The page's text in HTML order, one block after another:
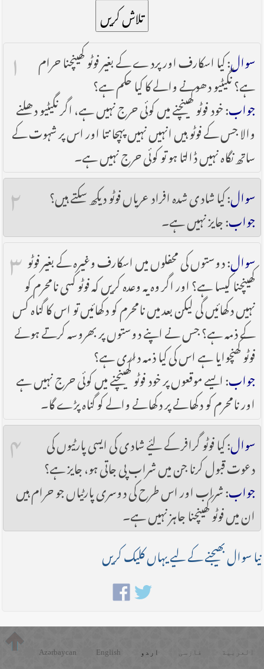
تلاش کریں
۱ سوال: کیا اسکارف اور پردے کے بغیر فوٹو کھینچنا حرام
ہے؟ نگیٹیو دھونے والے کا کیا حکم ہے؟
جواب: خود فوٹو کھینچنے میں کوئی حرج نہیں ہے، اگر نگیٹیو دھلنے
والا جس کے فوٹو ہیں انہیں نہیں پہچانتا اور اس پر شہوت کے
ساتھ نگاہ نہیں ڈالتا ہو تو کوئی حرج نہیں ہے۔
۲ سوال: کیا شادی شدہ افراد عریاں فوٹو دیکھ سکتے ہیں؟
جواب: جایز نہیں ہے۔
۳ سوال: دوستوں کی محفلوں میں اسکارف وغیرہ کے بغیر فوٹو
کھینچنا کیسا ہے؟ اور اگر وہ یہ وعدہ کریں کہ فوٹو کسی نامحرم کو
نہیں دکھائیں گی لیکن بعد میں نامحرم کو دکھائیں تو اس کا گناہ کس
کے ذمہ ہے؟ جس نے اپنے دوستوں پر بھروسہ کرتے ہوئے
فوٹو کھنچوایا ہے اس کی کیا ذمہ داری ہے؟
جواب: ایسے موقعوں پر خود فوٹو کھینچنے میں کوئی حرج نہیں ہے
اور نامحرم کو دکھانے پر دکھانے والے کو گناہ پڑے گا۔
۴ سوال: کیا فوٹو گرافر کے لیٔے شادی کی ایسی پارٹیوں کی
دعوت قبول کرنا جن میں شراب پی جاتی ہو، جایز ہے؟
جواب: شراب اور اس طرح کی دوسری پارٹیاں جو حرام ہیں
ان میں فوٹو کھینچنا جاہز نہیں ہے۔
نیا سوال بھیجنے کے لیے یہاں کلیک کریں
العربية فارسی اردو English
Azərbaycan